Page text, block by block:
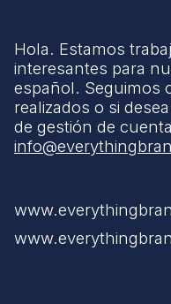
Hola. Estamos
interesantes para
español. Seguimos
realizados o si
de gestión de